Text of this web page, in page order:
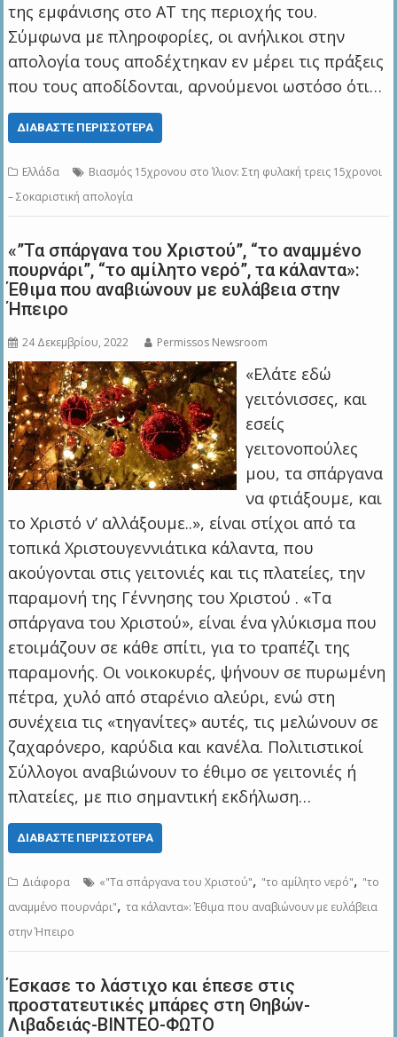
της εμφάνισης στο ΑΤ της περιοχής του.
Σύμφωνα με πληροφορίες, οι ανήλικοι στην
απολογία τους αποδέχτηκαν εν μέρει τις πράξεις
που τους αποδίδονται, αρνούμενοι ωστόσο ότι…
ΔΙΑΒΆΣΤΕ ΠΕΡΙΣΣΌΤΕΡΑ
Ελλάδα
Βιασμός 15χρονου στο Ίλιον: Στη φυλακή τρεις 15χρονοι
– Σοκαριστική απολογία
«”Τα σπάργανα του Χριστού”, “το αναμμένο
πουρνάρι”, “το αμίλητο νερό”, τα κάλαντα»:
Έθιμα που αναβιώνουν με ευλάβεια στην
Ήπειρο
24 Δεκεμβρίου, 2022 Permissos Newsroom
«Ελάτε εδώ
γειτόνισσες, και
εσείς
γειτονοπούλες
μου, τα σπάργανα
να φτιάξουμε, και
το Χριστό ν’ αλλάξουμε..», είναι στίχοι από τα
τοπικά Χριστουγεννιάτικα κάλαντα, που
ακούγονται στις γειτονιές και τις πλατείες, την
παραμονή της Γέννησης του Χριστού . «Τα
σπάργανα του Χριστού», είναι ένα γλύκισμα που
ετοιμάζουν σε κάθε σπίτι, για το τραπέζι της
παραμονής. Οι νοικοκυρές, ψήνουν σε πυρωμένη
πέτρα, χυλό από σταρένιο αλεύρι, ενώ στη
συνέχεια τις «τηγανίτες» αυτές, τις μελώνουν σε
ζαχαρόνερο, καρύδια και κανέλα. Πολιτιστικοί
Σύλλογοι αναβιώνουν το έθιμο σε γειτονιές ή
πλατείες, με πιο σημαντική εκδήλωση…
ΔΙΑΒΆΣΤΕ ΠΕΡΙΣΣΌΤΕΡΑ
Διάφορα «"Τα σπάργανα του Χριστού", "το αμίλητο νερό", "το
αναμμένο πουρνάρι",τα κάλαντα»: Έθιμα που αναβιώνουν με ευλάβεια
στην Ήπειρο
Έσκασε το λάστιχο και έπεσε στις
προστατευτικές μπάρες στη Θηβών-
Λιβαδειάς-ΒΙΝΤΕΟ-ΦΩΤΟ